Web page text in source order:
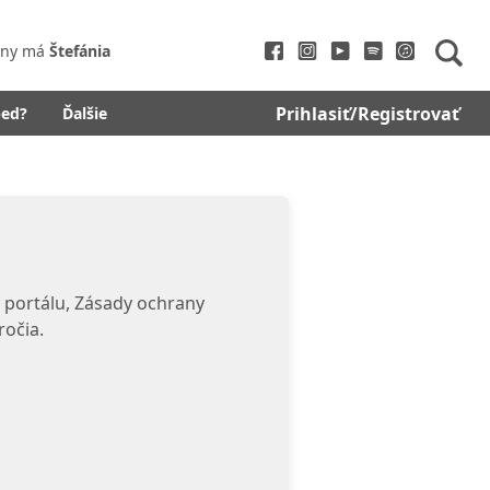
má Štefánia
Ďalšie Prihlasiť/Registrovať
Zásady ochrany